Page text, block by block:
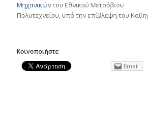
Μηχανικώντου Εθνικού Μετσόβιου
Πολυτεχνείου, υπό την επίβλεψη του
Κοινοποιήστε:
Email